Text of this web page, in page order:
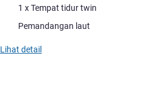
Selimut1 x Tempat tidur twin
Pemandangan:
Pemandangan laut
Lihat detail